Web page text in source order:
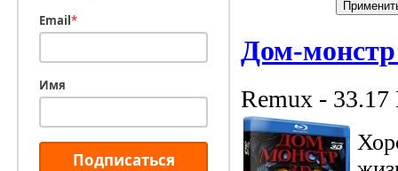
Email*
Имя
Подписаться
Дом-
Remux - 33.17